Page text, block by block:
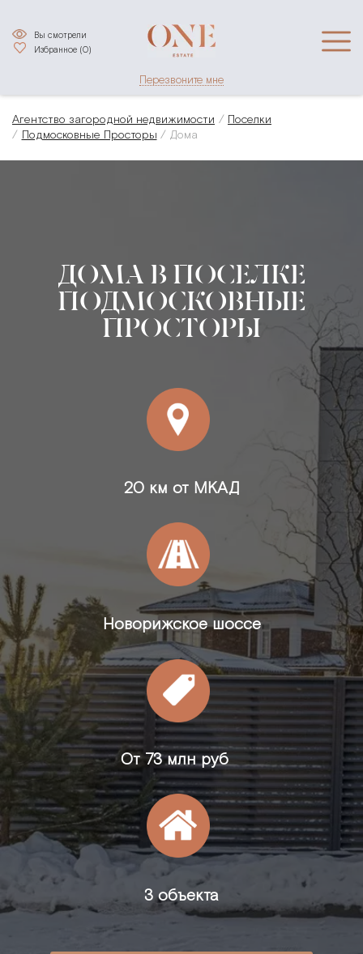
Избранное (0)
Вы смотрели
Перезвоните мне
Агентство загородной недвижимости
Поселки
Подмосковные Просторы
Дома
ДОМА В ПОСЕЛКЕ
ПОДМОСКОВНЫЕ
ПРОСТОРЫ
20 км от МКАД
Новорижское шоссе
От73 млн руб
3 объекта